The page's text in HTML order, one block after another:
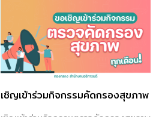
เชิญเข้าร่วมกิจกรรมคัดกรองสุขภาพ